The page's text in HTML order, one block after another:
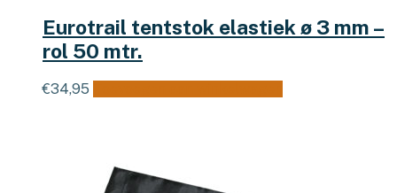
Eurotrail tentstok elastiek ø 3 mm –
rol 50 mtr.
€34,95